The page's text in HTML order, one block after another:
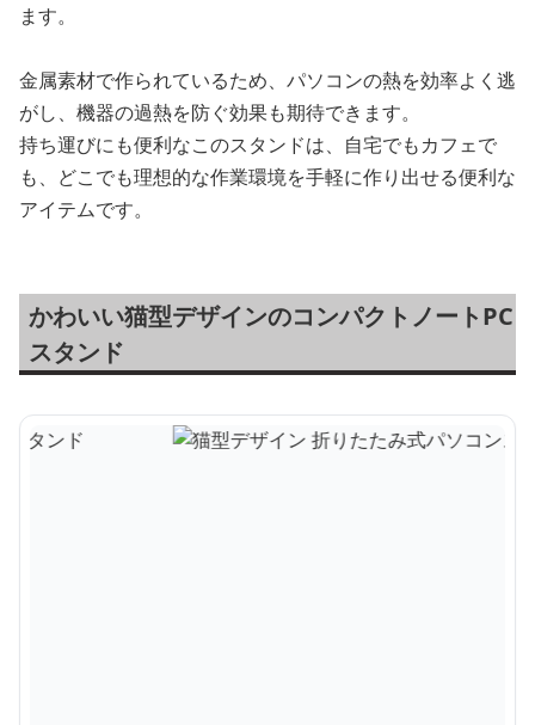
ます。
金属素材で作られているため、パソコンの熱を効率よく逃
がし、機器の過熱を防ぐ効果も期待できます。
持ち運びにも便利なこのスタンドは、自宅でもカフェで
も、どこでも理想的な作業環境を手軽に作り出せる便利な
アイテムです。
かわいい猫型デザインのコンパクトノートPC
スタンド